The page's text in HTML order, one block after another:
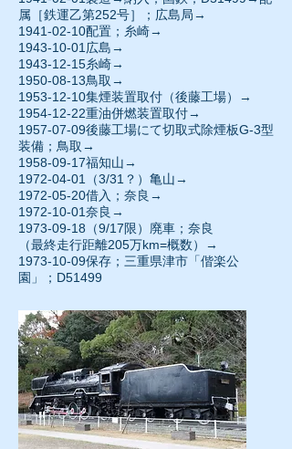
属［鉄運乙第252号］；広島局→
1941-02-10配置；糸崎→
1943-10-01 広島→
1943-12-15糸崎→
1950-08-13鳥取→
1953-12-10集煙装置取付（後藤工場）→
1954-12-22重油併燃装置取付→
1957-07-09後藤工場にて切取式除煙板G-3型
装備；鳥取→
1958-09-17福知山→
1972-04-01（3/31？）亀山→
1972-05-20借入；奈良→
1972-10-01奈良→
1973-09-18（9/17限）廃車；奈良
（最終走行距離205万km=概数）→
1973-10-09保存；三重県津市「偕楽公
園」；D51499